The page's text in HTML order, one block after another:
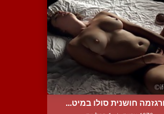
חושנית סולו במיט...